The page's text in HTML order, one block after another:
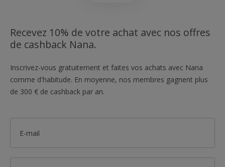
Recevez 10% de votre achat avec nos offres
de cashback Nana.
Inscrivez-vous gratuitement et faites vos achats avec Nana
comme d'habitude. En moyenne, nos membres gagnent plus
de 300 € de cashback par an.
E-mail